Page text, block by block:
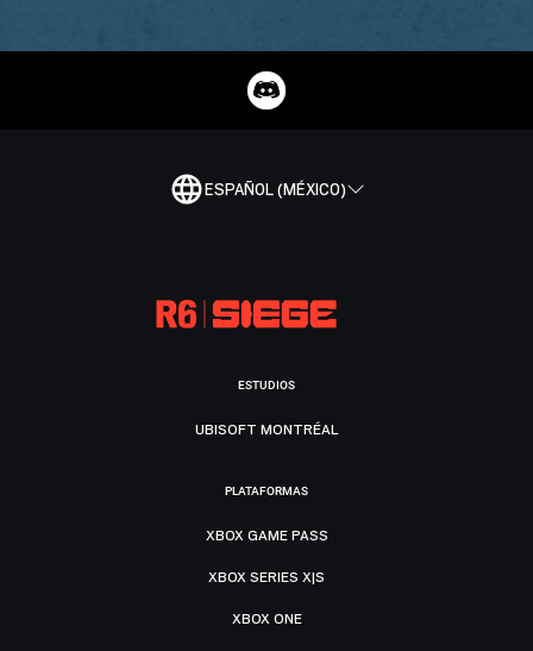
ESPAÑOL (MÉXICO)
ESTUDIOS
UBISOFT MONTRÉAL
PLATAFORMAS
XBOX GAME PASS
XBOX SERIES X|S
XBOX ONE